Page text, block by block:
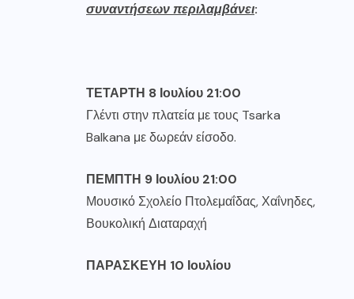
συναντήσεων περιλαμβάνει:
ΤΕΤΑΡΤΗ 8 Ιουλίου 21:00
Γλέντι στην πλατεία με τους Tsarka
Balkana με δωρεάν είσοδο.
ΠΕΜΠΤΗ 9 Ιουλίου 21:00
Μουσικό Σχολείο Πτολεμαΐδας, Χαΐνηδες,
Βουκολική Διαταραχή
ΠΑΡΑΣΚΕΥΗ 10 Ιουλίου